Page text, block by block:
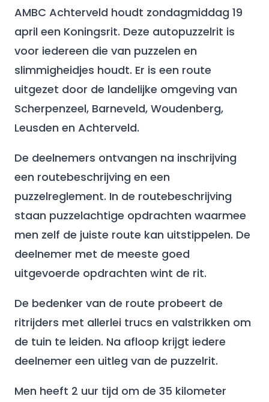
AMBC Achterveld houdt zondagmiddag 19
april een Koningsrit. Deze autopuzzelrit is
voor iedereen die van puzzelen en
slimmigheidjes houdt. Er is een route
uitgezet door de landelijke omgeving van
Scherpenzeel, Barneveld, Woudenberg,
Leusden en Achterveld.
De deelnemers ontvangen na inschrijving
een routebeschrijving en een
puzzelreglement. In de routebeschrijving
staan puzzelachtige opdrachten waarmee
men zelf de juiste route kan uitstippelen. De
deelnemer met de meeste goed
uitgevoerde opdrachten wint de rit.
De bedenker van de route probeert de
ritrijders met allerlei trucs en valstrikken om
de tuin te leiden. Na afloop krijgt iedere
deelnemer een uitleg van de puzzelrit.
Men heeft 2 uur tijd om de 35 kilometer